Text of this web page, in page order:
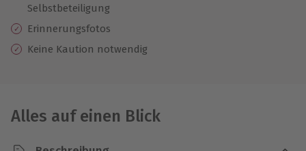
Selbstbeteiligung
Erinnerungsfotos
Keine Kaution notwendig
Alles auf einen Blick